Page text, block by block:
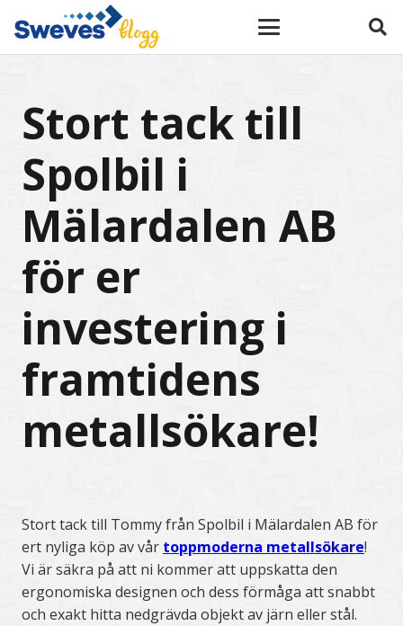
Stort tack till
Spolbil i
Mälardalen AB
för er
investering i
framtidens
metallsökare!
Stort tack till Tommy från Spolbil i Mälardalen AB för
ert nyliga köp av vår toppmoderna metallsökare!
Vi är säkra på att ni kommer att uppskatta den
ergonomiska designen och dess förmåga att snabbt
och exakt hitta nedgrävda objekt av järn eller stål.